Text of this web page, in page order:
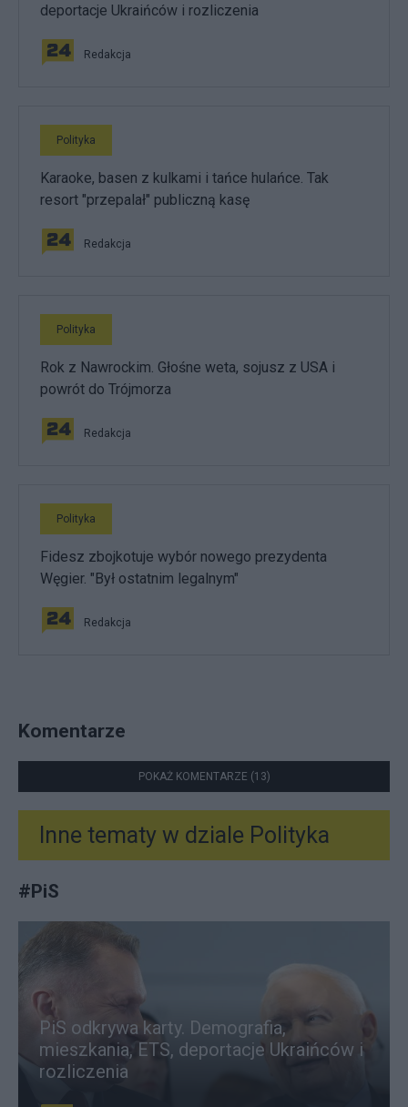
deportacje Ukraińców i rozliczenia
Redakcja
Polityka
Karaoke, basen z kulkami i tańce hulańce. Tak
resort "przepalał" publiczną kasę
Redakcja
Polityka
Rok z Nawrockim. Głośne weta, sojusz z USA i
powrót do Trójmorza
Redakcja
Polityka
Fidesz zbojkotuje wybór nowego prezydenta
Węgier. "Był ostatnim legalnym"
Redakcja
Komentarze
POKAŻ KOMENTARZE (13)
Inne tematy w dziale Polityka
#PiS
PiS odkrywa karty. Demografia,
mieszkania, ETS, deportacje Ukraińców i
rozliczenia